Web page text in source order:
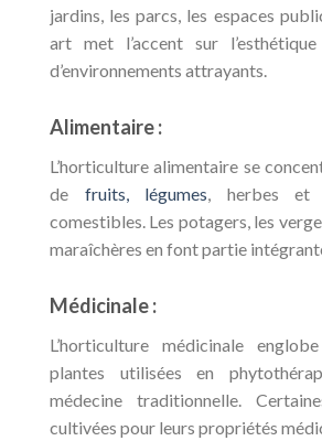
jardins, les parcs, les espaces
art met l’accent sur
d’environnements attrayants.
Alimentaire :
L’horticulture alimentaire se
de fruits, légumes , herbes et
comestibles. Les potagers, les
maraîchères en font partie
Médicinale :
L’horticulture médicinale
plantes utilisées en
médecine traditionnelle.
cultivées pour leurs propriétés